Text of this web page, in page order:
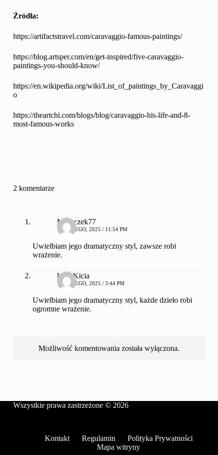
Źródła:
https://artifactstravel.com/caravaggio-famous-paintings/
https://blog.artsper.com/en/get-inspired/five-caravaggio-
paintings-you-should-know/
https://en.wikipedia.org/wiki/List_of_paintings_by_Caravaggi
o
https://theartchi.com/blogs/blog/caravaggio-his-life-and-8-
most-famous-works
2 komentarze
Misiaczek77
17 LUTEGO, 2025 / 11:54 PM
Uwielbiam jego dramatyczny styl, zawsze robi
wrażenie.
LunaKicia
19 LUTEGO, 2025 / 3:44 PM
Uwielbiam jego dramatyczny styl, każde dzieło robi
ogromne wrażenie.
Możliwość komentowania została wyłączona.
Wszystkie prawa zastrzeżone © 2026
Kontakt Regulamin
Polityka Prywatności
Mapa witryny